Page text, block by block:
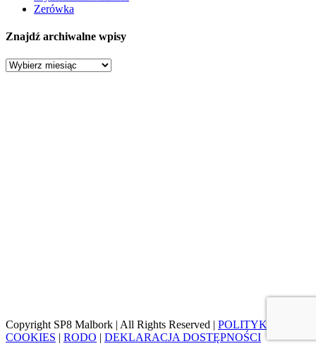
Zerówka
Znajdź archiwalne wpisy
Znajdź
Copyright SP8 Malbork | All Rights Reserved | POLITYKA
COOKIES | RODO | DEKLARACJA DOSTĘPNOŚCI